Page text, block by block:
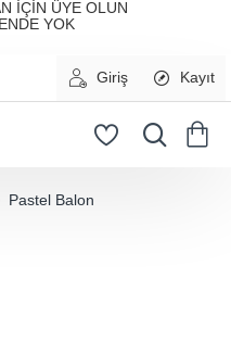
İÇİN ÜYE OLUN
YOK
Giriş Kayıt
Pastel Balon